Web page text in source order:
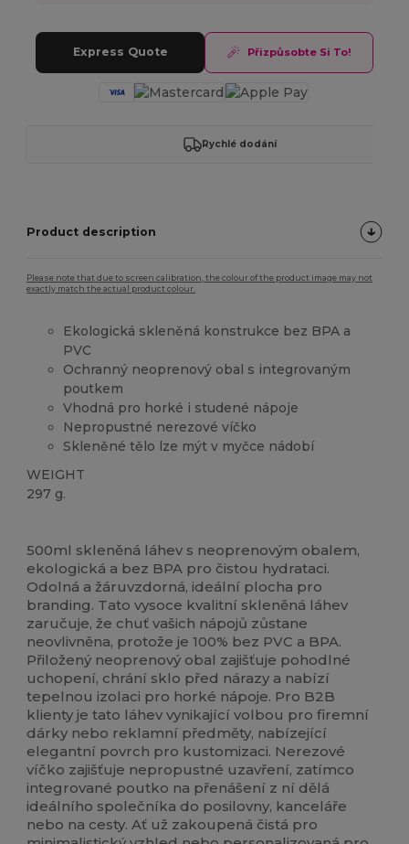
Express Quote Přizpůsobte Si To!
Rychlé dodání
Product description
Please note that due to screen calibration, the colour of the product image may not
exactly match the actual product colour.
Ekologická skleněná konstrukce bez BPA a
PVC
Ochranný neoprenový obal s integrovaným
poutkem
Vhodná pro horké i studené nápoje
Nepropustné nerezové víčko
Skleněné tělo lze mýt v myčce nádobí
WEIGHT
297 g.
500ml skleněná láhev s neoprenovým obalem,
ekologická a bez BPA pro čistou hydrataci.
Odolná a žáruvzdorná, ideální plocha pro
branding. Tato vysoce kvalitní skleněná láhev
zaručuje, že chuť vašich nápojů zůstane
neovlivněna, protože je 100% bez PVC a BPA.
Přiložený neoprenový obal zajišťuje pohodlné
uchopení, chrání sklo před nárazy a nabízí
tepelnou izolaci pro horké nápoje. Pro B2B
klienty je tato láhev vynikající volbou pro firemní
dárky nebo reklamní předměty, nabízející
elegantní povrch pro kustomizaci. Nerezové
víčko zajišťuje nepropustné uzavření, zatímco
integrované poutko na přenášení z ní dělá
ideálního společníka do posilovny, kanceláře
nebo na cesty. Ať už zakoupená čistá pro